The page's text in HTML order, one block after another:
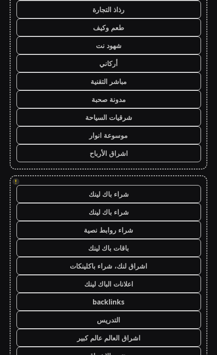
رذاذ التجارة
طعم وكيف
شهود نت
أركاني
مباشر التقنية
مدونة صحبة
شرقيات السياحة
موسوعة انوار
اشراق الأرباح
!
شراء باك لينك
شراء باك لينك
شراء روابط نصية
باقات باك لينك
اشراق لنك، شراء باكلينكات
اعلانات الباك لينك
backlinks
التدريس
اشراق العالم عالم كبير